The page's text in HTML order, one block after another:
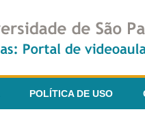
POLÍTICA DE USO